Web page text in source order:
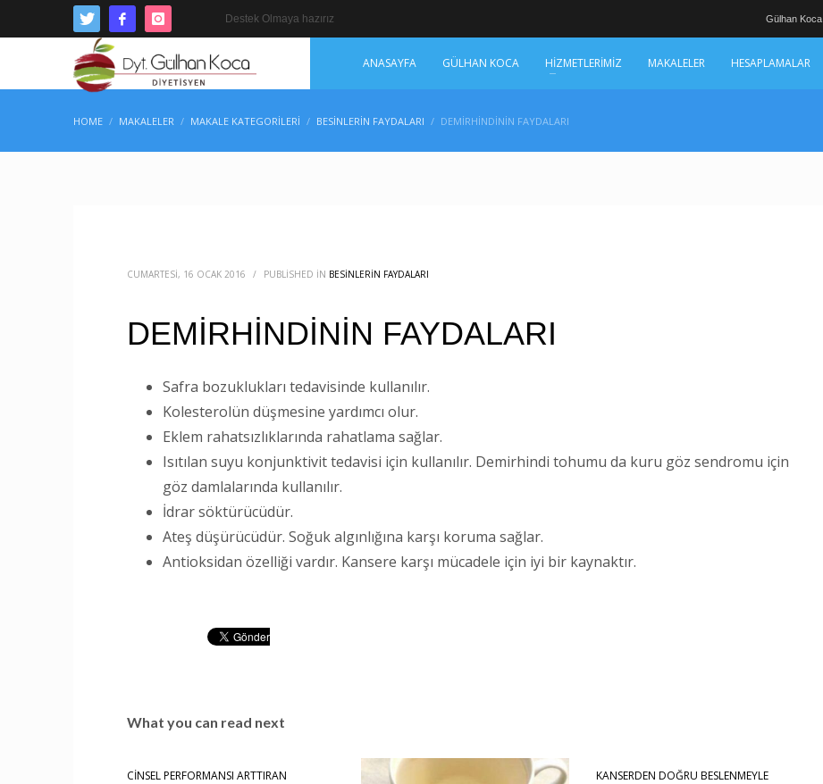
Destek Olmaya hazırız Gülhan Koca
ANASAYFA GÜLHAN KOCA HİZMETLERİMİZ MAKALELER HESAPLAMALAR
HOME MAKALELER MAKALE KATEGORILERI BESINLERIN FAYDALARI DEMİRHİNDİNİN FAYDALARI
CUMARTESI, 16 OCAK 2016 / PUBLISHED IN BESINLERIN FAYDALARI
DEMİRHİNDİNİN FAYDALARI
Safra bozuklukları tedavisinde kullanılır.
Kolesterolün düşmesine yardımcı olur.
Eklem rahatsızlıklarında rahatlama sağlar.
Isıtılan suyu konjunktivit tedavisi için kullanılır. Demirhindi tohumu da kuru göz sendromu için
göz damlalarında kullanılır.
İdrar söktürücüdür.
Ateş düşürücüdür. Soğuk algınlığına karşı koruma sağlar.
Antioksidan özelliği vardır. Kansere karşı mücadele için iyi bir kaynaktır.
What you can read next
CİNSEL PERFORMANSI ARTTIRAN
KANSERDEN DOĞRU BESLENMEYLE